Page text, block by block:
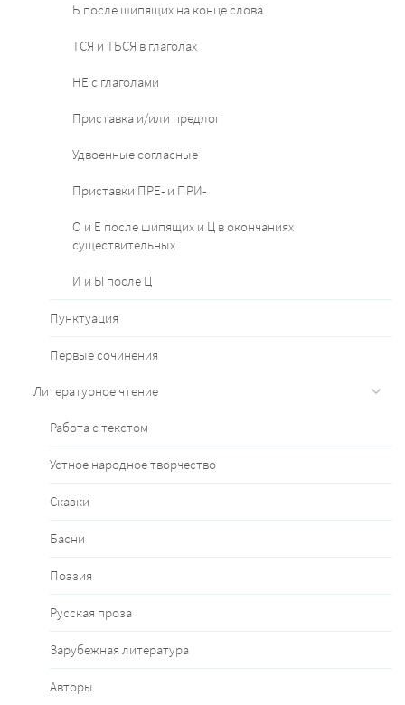
Ь после шипящих на конце слова
ТСЯ и ТЬСЯ в глаголах
НЕ с глаголами
Приставка и/или предлог
Удвоенные согласные
Приставки ПРЕ- и ПРИ-
О и Е после шипящих и Ц в окончаниях
существительных
И и Ы после Ц
Пунктуация
Первые сочинения
Литературное чтение
Работа с текстом
Устное народное творчество
Сказки
Басни
Поэзия
Русская проза
Зарубежная литература
Авторы